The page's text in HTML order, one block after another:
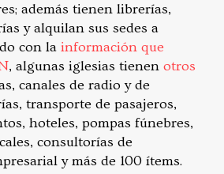
además tienen librerías,
y alquilan sus sedes a
con la información que
, algunas iglesias tienen otros
canales de radio y de
transporte de pasajeros,
hoteles, pompas fúnebres,
consultorías de
y más de 100 ítems.